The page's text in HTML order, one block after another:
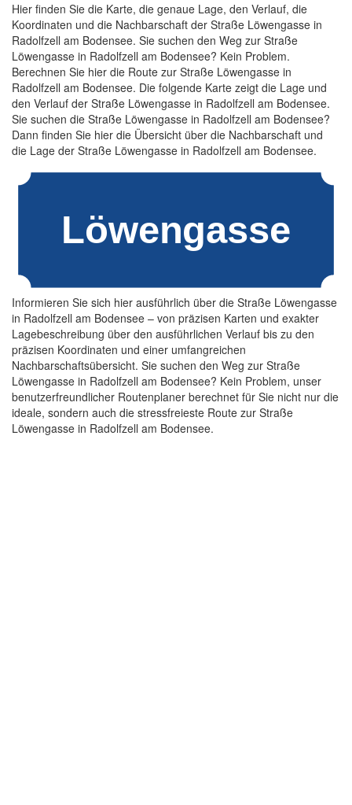
Hier finden Sie die Karte, die genaue Lage, den Verlauf, die
Koordinaten und die Nachbarschaft der Straße Löwengasse in
Radolfzell am Bodensee. Sie suchen den Weg zur Straße
Löwengasse in Radolfzell am Bodensee? Kein Problem.
Berechnen Sie hier die Route zur Straße Löwengasse in
Radolfzell am Bodensee. Die folgende Karte zeigt die Lage und
den Verlauf der Straße Löwengasse in Radolfzell am Bodensee.
Sie suchen die Straße Löwengasse in Radolfzell am Bodensee?
Dann finden Sie hier die Übersicht über die Nachbarschaft und
die Lage der Straße Löwengasse in Radolfzell am Bodensee.
Informieren Sie sich hier ausführlich über die Straße Löwengasse
in Radolfzell am Bodensee – von präzisen Karten und exakter
Lagebeschreibung über den ausführlichen Verlauf bis zu den
präzisen Koordinaten und einer umfangreichen
Nachbarschaftsübersicht. Sie suchen den Weg zur Straße
Löwengasse in Radolfzell am Bodensee? Kein Problem, unser
benutzerfreundlicher Routenplaner berechnet für Sie nicht nur die
ideale, sondern auch die stressfreieste Route zur Straße
Löwengasse in Radolfzell am Bodensee.